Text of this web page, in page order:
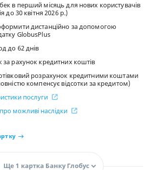
в перший місяць для нових користувачів
до 30 квітня 2026 р.)
дистанційно за допомогою
GlobusPlus
до 62 днів
рахунок кредитних коштів
розрахунок кредитними коштами
компенсує відсотки за кредитом)
послуги
можливі наслідки
Ще 1 картка Банку Глобус